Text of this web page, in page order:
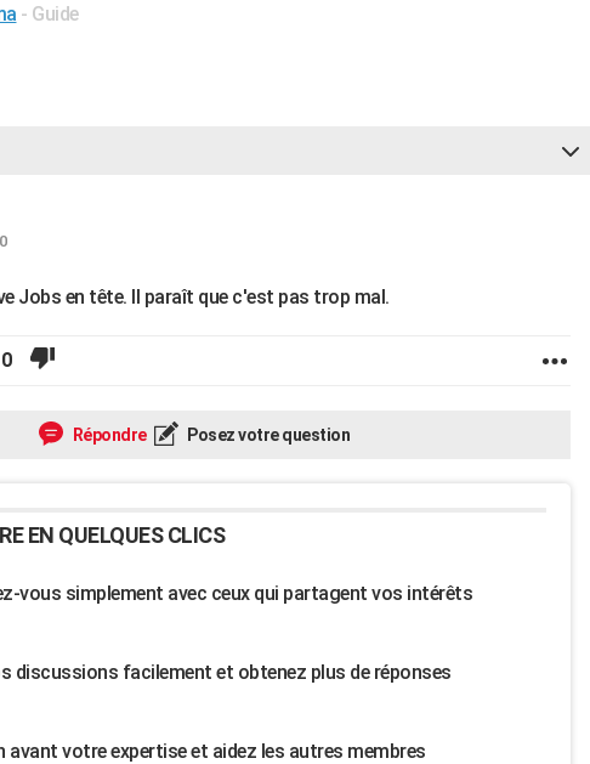
- Guide
Jobs en tête. Il paraît que c'est pas trop mal.
0
Répondre Posez votre question
EN QUELQUES CLICS
vous simplement avec ceux qui partagent vos intérêts
discussions facilement et obtenez plus de réponses
avant votre expertise et aidez les autres membres